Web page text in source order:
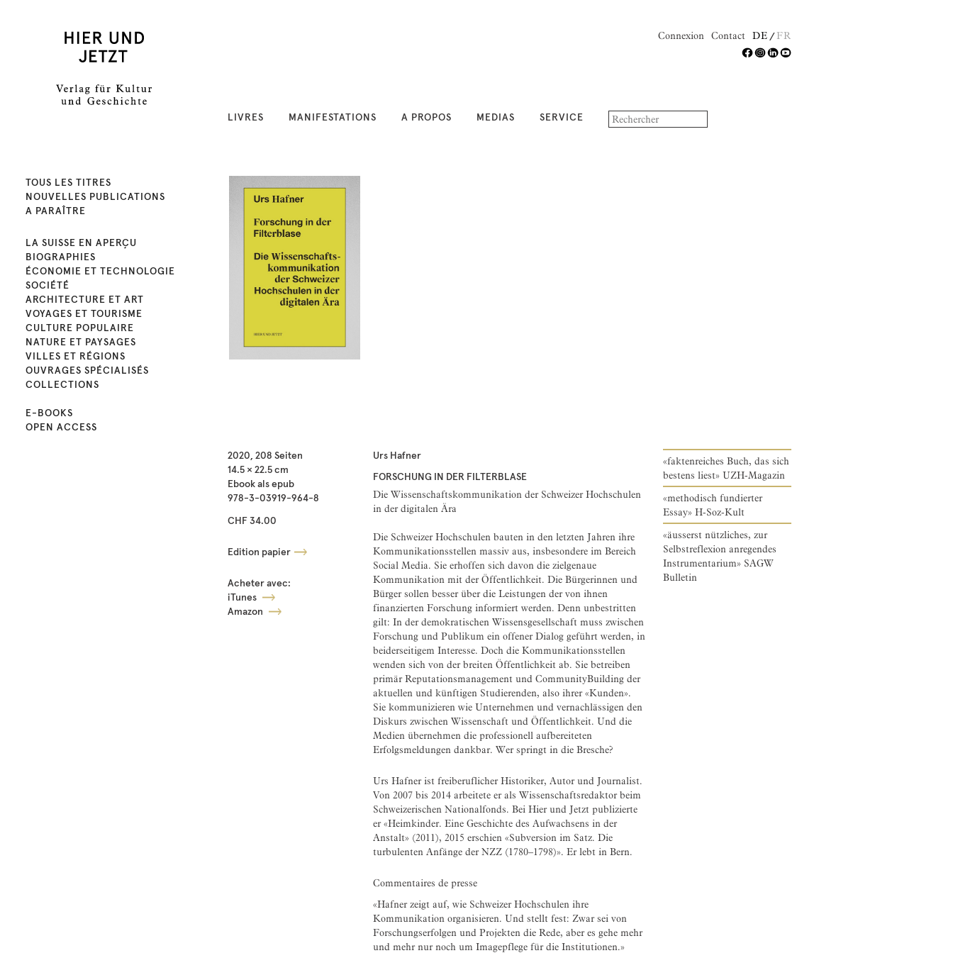
DE FR
Contact
Connexion
LIVRES MANIFESTATIONS A PROPOS MEDIAS SERVICE
TOUS LES TITRES
NOUVELLES PUBLICATIONS
A PARAÎTRE
LA SUISSE EN APERÇU
BIOGRAPHIES
ÉCONOMIE ET TECHNOLOGIE
SOCIÉTÉ
ARCHITECTURE ET ART
VOYAGES ET TOURISME
CULTURE POPULAIRE
NATURE ET PAYSAGES
VILLES ET RÉGIONS
OUVRAGES SPÉCIALISÉS
COLLECTIONS
E-BOOKS
OPEN ACCESS
2020, 208 Seiten
14.5 × 22.5 cm
Ebook als epub
978-3-03919-964-8
CHF 34.00
Edition papier
Acheter avec:
iTunes
Amazon
Urs Hafner
FORSCHUNG IN DER FILTERBLASE
Die Wissenschaftskommunikation der Schweizer Hochschulen
in der digitalen Ära
Die Schweizer Hochschulen bauten in den letzten Jahren ihre
Kommunikationsstellen massiv aus, insbesondere im Bereich
Social Media. Sie erhoffen sich davon die zielgenaue
Kommunikation mit der Öffentlichkeit. Die Bürgerinnen und
Bürger sollen besser über die Leistungen der von ihnen
finanzierten Forschung informiert werden. Denn unbestritten
gilt: In der demokratischen Wissensgesellschaft muss zwischen
Forschung und Publikum ein offener Dialog geführt werden, in
beiderseitigem Interesse. Doch die Kommunikationsstellen
wenden sich von der breiten Öffentlichkeit ab. Sie betreiben
primär Reputationsmanagement und Community­Building der
aktuellen und künftigen Studierenden, also ihrer «Kunden».
Sie kommunizieren wie Unternehmen und vernachlässigen den
Diskurs zwischen Wissenschaft und Öffentlichkeit. Und die
Medien übernehmen die professionell aufbereiteten
Erfolgsmeldungen dankbar. Wer springt in die Bresche?
Urs Hafner ist freiberuflicher Historiker, Autor und Journalist.
Von 2007 bis 2014 arbeitete er als Wissenschaftsredaktor beim
Schweizerischen Nationalfonds. Bei Hier und Jetzt publizierte
er «Heimkinder. Eine Geschichte des Aufwachsens in der
Anstalt» (2011), 2015 erschien «Subversion im Satz. Die
turbulenten Anfänge der NZZ (1780–1798)». Er lebt in Bern.
Commentaires de presse
«Hafner zeigt auf, wie Schweizer Hochschulen ihre
Kommunikation organisieren. Und stellt fest: Zwar sei von
Forschungserfolgen und Projekten die Rede, aber es gehe mehr
und mehr nur noch um Imagepflege für die Institutionen.»
«faktenreiches Buch, das sich
bestens liest» UZH-Magazin
«methodisch fundierter
Essay» H-Soz-Kult
«äusserst nützliches, zur
Selbstreflexion anregendes
Instrumentarium» SAGW
Bulletin